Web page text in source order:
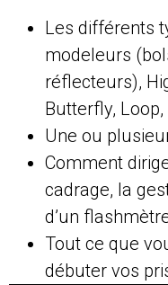
Les différents
modeleurs
réflecteurs),
Butterfly,
Une ou
Comment
cadrage, la
d’un
Tout ce que
débuter vos